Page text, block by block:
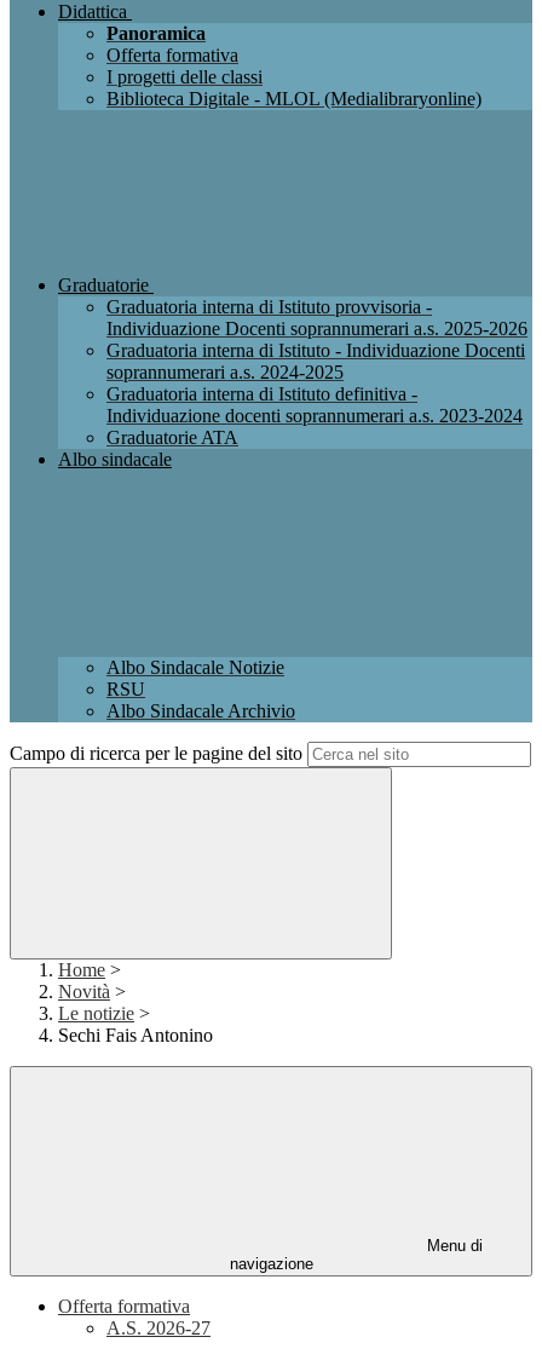
Didattica
Panoramica
Offerta formativa
I progetti delle classi
Biblioteca Digitale - MLOL (Medialibraryonline)
Graduatorie
Graduatoria interna di Istituto provvisoria -
Individuazione Docenti soprannumerari a.s. 2025-2026
Graduatoria interna di Istituto - Individuazione Docenti
soprannumerari a.s. 2024-2025
Graduatoria interna di Istituto definitiva -
Individuazione docenti soprannumerari a.s. 2023-2024
Graduatorie ATA
Albo sindacale
Albo Sindacale Notizie
RSU
Albo Sindacale Archivio
Campo di ricerca per le pagine del sito
Home >
Novità >
Le notizie >
Sechi Fais Antonino
Menu di
navigazione
Offerta formativa
A.S. 2026-27